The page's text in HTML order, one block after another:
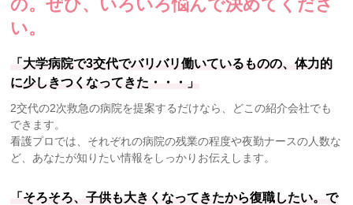
の。ぜひ、いろいろ悩んで決めてくださ
い。
「大学病院で3交代でバリバリ働いているものの、体力的
に少しきつくなってきた・・・」
2交代の2次救急の病院を提案するだけなら、どこの紹介会社でも
できます。
看護プロでは、それぞれの病院の残業の程度や夜勤ナースの人数な
ど、あなたが知りたい情報をしっかりお伝えします。
「そろそろ、子供も大きくなってきたから復職したい。で